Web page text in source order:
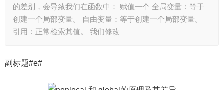
的差别，会导致我们在函数中： 赋值一个 全局变量：等于
创建一个局部变量。 自由变量：等于创建一个局部变量。
引用：正常检索其值。 我们修改
副标题#e#